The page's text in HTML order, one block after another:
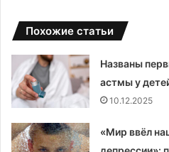
Похожие статьи
Названы
астмы у
10.12.2025
«Мир ввёл